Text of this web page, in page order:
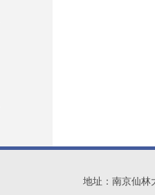
地址：南京仙林